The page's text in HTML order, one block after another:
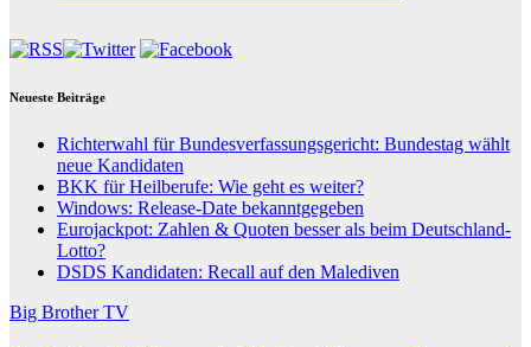
Neueste Beiträge
Richterwahl für Bundesverfassungsgericht: Bundestag wählt
neue Kandidaten
BKK für Heilberufe: Wie geht es weiter?
Windows: Release-Date bekanntgegeben
Eurojackpot: Zahlen & Quoten besser als beim Deutschland-
Lotto?
DSDS Kandidaten: Recall auf den Malediven
Big BrotherTV